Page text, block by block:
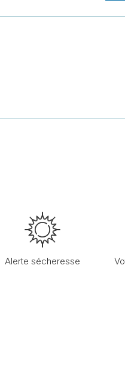
Alerte sécheresse